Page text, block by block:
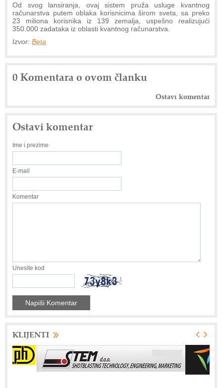
Od svog lansiranja, ovaj sistem pruža usluge kvantnog
računarstva putem oblaka korisnicima širom sveta, sa preko
23 miliona korisnika iz 139 zemalja, uspešno realizujući
350.000 zadataka iz oblasti kvantnog računarstva.
Izvor: Beta
0 Komentara o ovom članku
Ostavi komentar
Ostavi komentar
Ime i prezime
E-mail
Komentar
Unesite kod
KLIJENTI